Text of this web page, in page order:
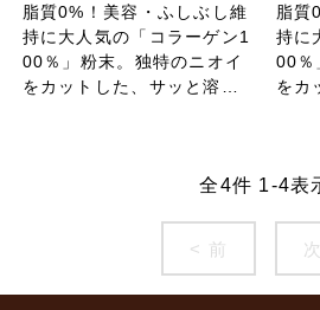
脂質0%！美容・ふしぶし維
持に大人気の「コラーゲン1
00％」粉末。独特のニオイ
をカットした、サッと溶け
脂質
持に
00％
をカ
全4件 1-4表
< 前